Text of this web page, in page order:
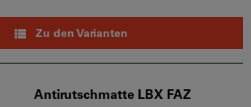
Zu den Varianten
Antirutschmatte LBX FAZ